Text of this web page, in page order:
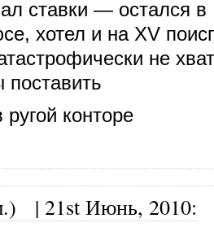
ставки — остался в
хотел и на XV
не
поставить
конторе
| 21st Июнь, 2010: